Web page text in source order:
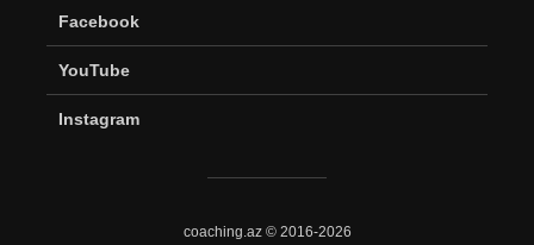
Facebook
YouTube
Instagram
coaching.az © 2016-2026